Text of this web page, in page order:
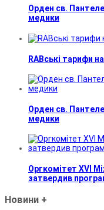
Орден св.
медики
RABські тарифи
Орден св.
медики
Оргкомітет XVI
затвердив
Новини +